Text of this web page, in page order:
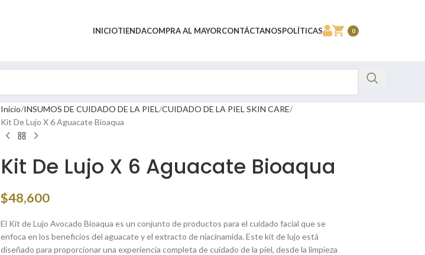
INICIOTIENDACOMPRA AL MAYORCONTÁCTANOSPOLÍTICAS 0
Inicio INSUMOS DE CUIDADO DE LA PIEL CUIDADO DE LA PIEL SKIN CARE
Kit De Lujo X 6 Aguacate Bioaqua
Kit De Lujo X 6 Aguacate Bioaqua
$48,600
El Kit de Lujo Avocado Bioaqua es un conjunto de productos para el cuidado facial que se
enfoca en los beneficios del aguacate y el extracto de niacinamida. Este kit de lujo está
diseñado para proporcionar una experiencia completa de cuidado de la piel, desde la limpieza